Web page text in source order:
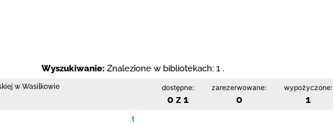
Wyszukiwanie: Znalezione w bibliotekach: 1 .
w Wasilkowie dostępne:
0 z 1
zarezerwowane:
0
wypożyczone:
1
1